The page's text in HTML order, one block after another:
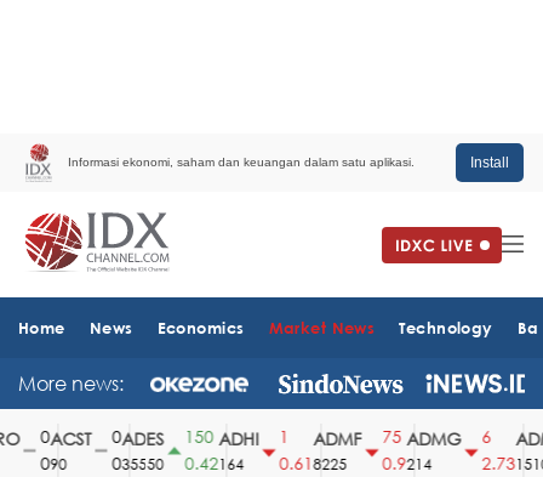
Informasi ekonomi, saham dan keuangan dalam satu aplikasi. Install
Home News Economics Market News Technology
More news:
ACST
90
ADES
35550
150
0.42
ADHI
164
0.61
ADMF
8225
75
0.9
ADMG
214
2.731510